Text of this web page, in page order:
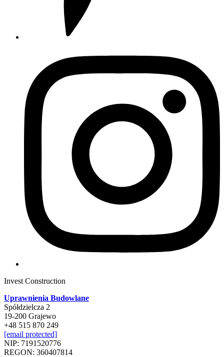
Invest Construction
Uprawnienia Budowlane
Spółdzielcza 2
19-200 Grajewo
+48 515 870 249
[email protected]
NIP: 7191520776
REGON: 360407814